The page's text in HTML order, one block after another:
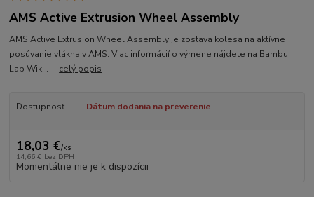
AMS Active Extrusion Wheel Assembly
AMS Active Extrusion Wheel Assembly je zostava kolesa na aktívne
posúvanie vlákna v AMS. Viac informácií o výmene nájdete na Bambu
Lab Wiki . celý popis
Dostupnosť Dátum dodania na preverenie
18,03 €/ks
14,66 € bez DPH
Momentálne nie je k dispozícii